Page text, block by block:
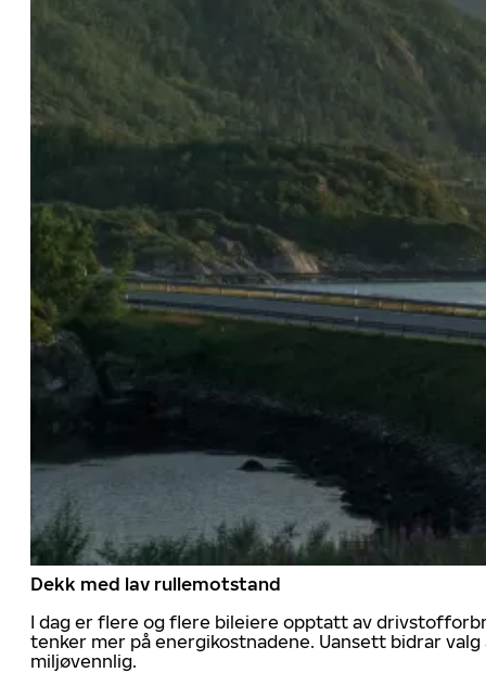
Dekk med lav rullemotstand
I dag er flere og flere bileiere opptatt av
tenker mer på energikostnadene. Uansett bidrar
miljøvennlig.